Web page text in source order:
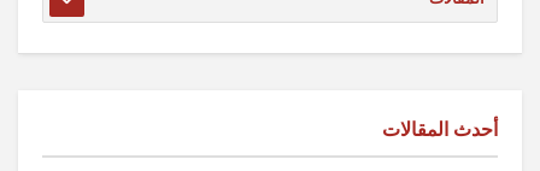
أحدث المقالات